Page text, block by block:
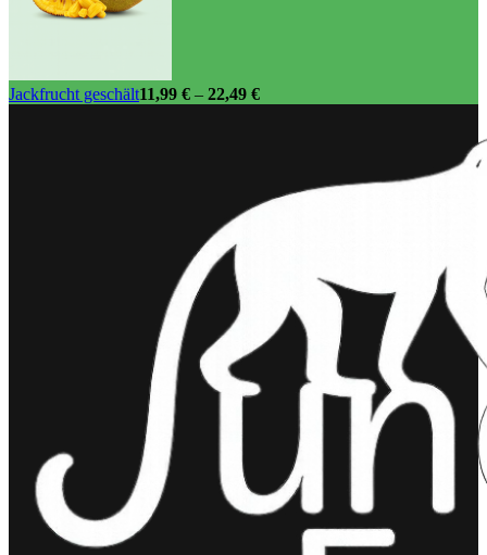
Jackfrucht geschält11,99 € – 22,49 €